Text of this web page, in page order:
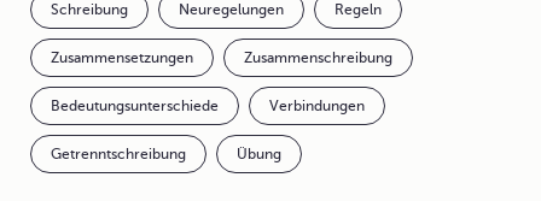
Schreibung Neuregelungen Regeln
Zusammensetzungen Zusammenschreibung
Bedeutungsunterschiede Verbindungen
Getrenntschreibung Übung